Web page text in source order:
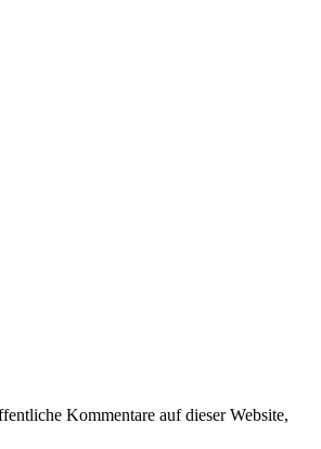
Kommentare auf dieser Website,